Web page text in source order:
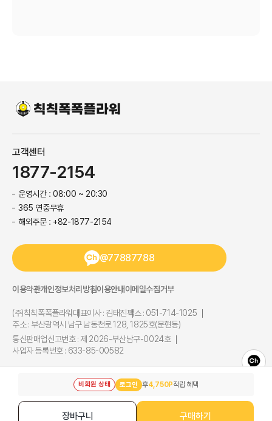
비회원 상태 로그인 후4,750P적립 혜택
장바구니 구매하기
이용약관개인정보처리방침이용안내이메일수집거부
(주)칙칙폭폭플라워 대표이사 : 김태진팩스 : 051-714-1025
주소 : 부산광역시 남구 남동천로 128, 1825호(문현동)
통신판매업신고번호 : 제 2026-부산남구-0024호
사업자 등록번호 : 633-85-00582
고객센터
1877-2154
운영시간 : 08:00 ~ 20:30
365 연중무휴
해외주문 : +82-1877-2154
@77887788